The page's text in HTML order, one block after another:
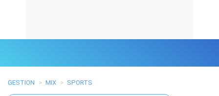
Últimas Noticias
GESTION > MIX > SPORTS